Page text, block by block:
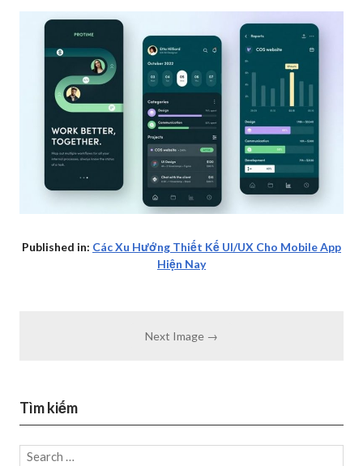
Published in: Các Xu Hướng Thiết Kế UI/UX Cho Mobile App
Hiện Nay
Next Image →
Tìm kiếm
Search